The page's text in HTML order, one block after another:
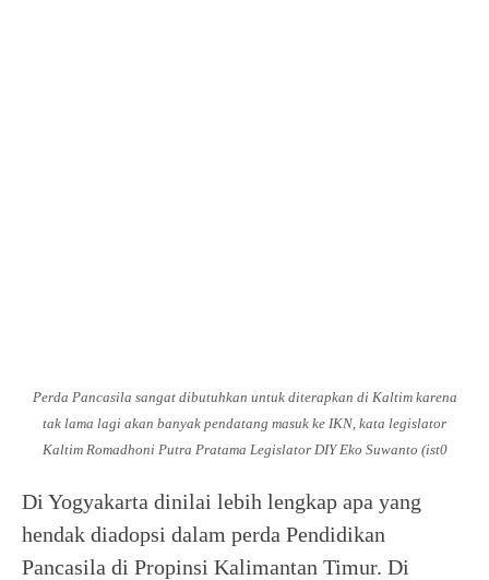
Perda Pancasila sangat dibutuhkan untuk diterapkan di Kaltim karena
tak lama lagi akan banyak pendatang masuk ke IKN, kata legislator
Kaltim Romadhoni Putra Pratama Legislator DIY Eko Suwanto (ist0
Di Yogyakarta dinilai lebih lengkap apa yang
hendak diadopsi dalam perda Pendidikan
Pancasila di Propinsi Kalimantan Timur. Di